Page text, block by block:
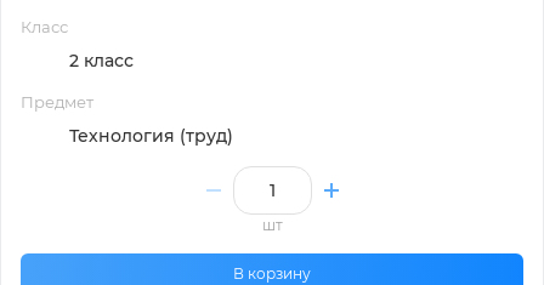
Класс
2 класс
Предмет
Технология (труд)
шт
В корзину